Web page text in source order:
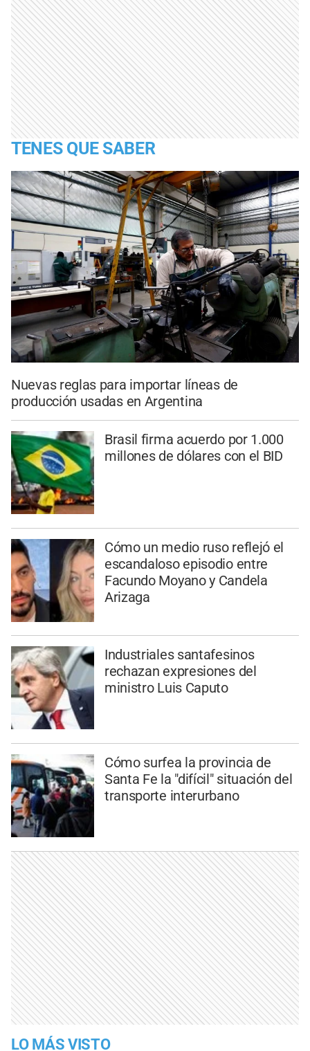
TENES QUE SABER
Nuevas reglas para importar líneas de
producción usadas en Argentina
Brasil firma acuerdo por 1.000
millones de dólares con el BID
Cómo un medio ruso reflejó el
escandaloso episodio entre
Facundo Moyano y Candela
Arizaga
Industriales santafesinos
rechazan expresiones del
ministro Luis Caputo
Cómo surfea la provincia de
Santa Fe la "difícil" situación del
transporte interurbano
LO MÁS VISTO